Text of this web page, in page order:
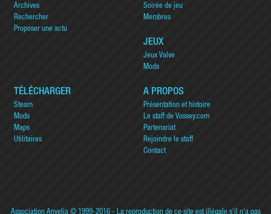
Archives
Rechercher
Proposer une actu
Soirée de jeu
Membres
JEUX
Jeux Valve
Mods
TÉLÉCHARGER
Steam
Mods
Maps
Utilitaires
A PROPOS
Présentation et histoire
Le staff de Vossey.com
Partenariat
Rejoindre le staff
Contact
Association Anvelia© 1999-2016 - La reproduction de ce site est illégale s'il n'a pas